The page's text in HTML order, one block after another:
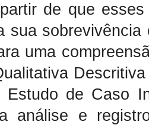
de que
sua
uma
de Caso
análise e